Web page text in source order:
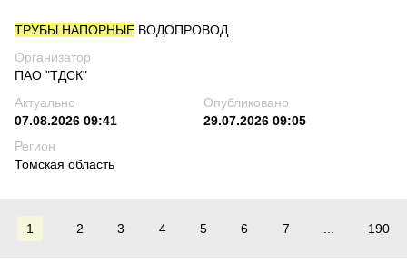
ТРУБЫ НАПОРНЫЕ ВОДОПРОВОД
Организатор
ПАО "ТДСК"
Актуально
07.08.2026 09:41
Опубликовано
29.07.2026 09:05
Регион
Томская область
1 2 3 4 5 6 7 190